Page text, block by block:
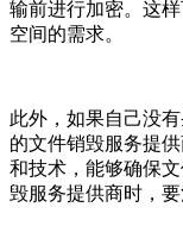
输前进行加密。这
空间的需求。
此外，如果自己没
的文件销毁服务提
和技术，能够确保
毁服务提供商时，要